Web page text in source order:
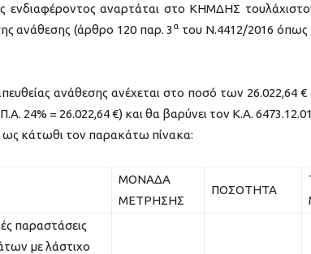
αναρτάται στο ΚΗΜΔΗΣ
ανάθεσης (άρθρο 120 παρ. 3 α του Ν.4412/2016 όπως
ανάθεσης ανέχεται στο ποσό των 26.022,64
24% = 26.022,64 €) και θα βαρύνει τον Κ.Α.
κάτωθι τον παρακάτω πίνακα:
ΜΟΝΑΔΑ
ΜΕΤΡΗΣΗΣ
ΠΟΣΟΤΗΤΑ
παραστάσεις
με λάστιχο